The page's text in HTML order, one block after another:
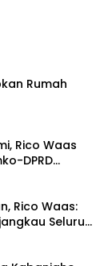
Rumah
Rico Waas
DPRD
Rico Waas:
Seluruh